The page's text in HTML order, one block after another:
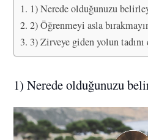
1) Nerede olduğunuzu
2) Öğrenmeyi asla
3) Zirveye giden yolun tadını
1) Nerede olduğunuzu